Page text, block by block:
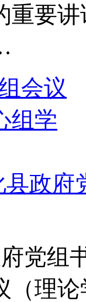
重要
县政府
党组
（理